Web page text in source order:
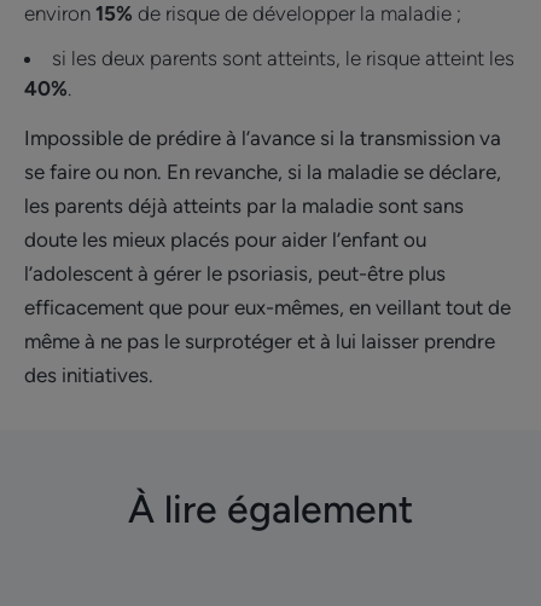
environ 15% de risque de développer la maladie ;
si les deux parents sont atteints, le risque atteint les
40%.
Impossible de prédire à l’avance si la transmission va
se faire ou non. En revanche, si la maladie se déclare,
les parents déjà atteints par la maladie sont sans
doute les mieux placés pour aider l’enfant ou
l’adolescent à gérer le psoriasis, peut-être plus
efficacement que pour eux-mêmes, en veillant tout de
même à ne pas le surprotéger et à lui laisser prendre
des initiatives.
À lire également